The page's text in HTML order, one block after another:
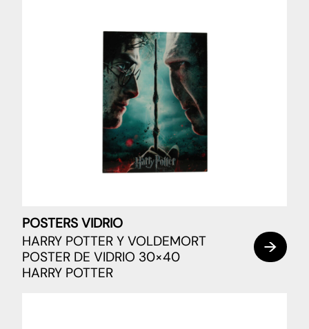
POSTERS VIDRIO
HARRY POTTER Y VOLDEMORT
POSTER DE VIDRIO 30×40
HARRY POTTER